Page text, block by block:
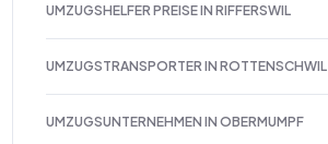
UMZUGSHELFER PREISE IN RIFFERSWIL
UMZUGSTRANSPORTER IN ROTTENSCHWIL
UMZUGSUNTERNEHMEN IN OBERMUMPF